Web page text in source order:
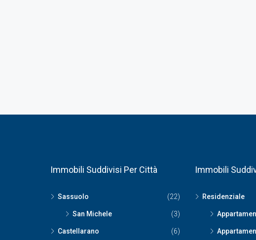
Immobili Suddivisi Per Città
Sassuolo (22)
San Michele (3)
Castellarano (6)
Immobili
Residenziale